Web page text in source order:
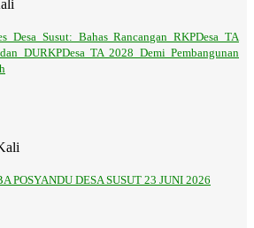
Desa Susut: Bahas Rancangan RKPDesa TA
DURKPDesa TA 2028 Demi Pembangunan
POSYANDU DESA SUSUT 23 JUNI 2026